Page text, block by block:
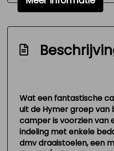
Versnellingspook op
Verstelbare (in
Zeer mooie en
onderhouden auto
Airco
Elektrische ramen
Keukenblok
Stuurbekrachtiging
Wat een fantastische
uit de Hymer groep van
camper is voorzien van
indeling met enkele
dmv draaistoelen, een